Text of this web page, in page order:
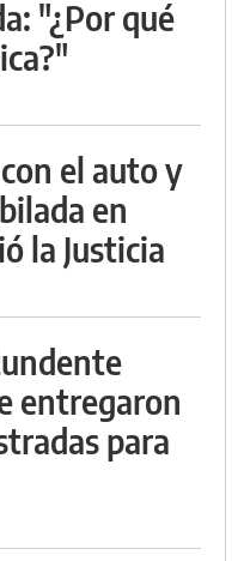
"¿Por qué
el auto y
en
la Justicia
entregaron
para